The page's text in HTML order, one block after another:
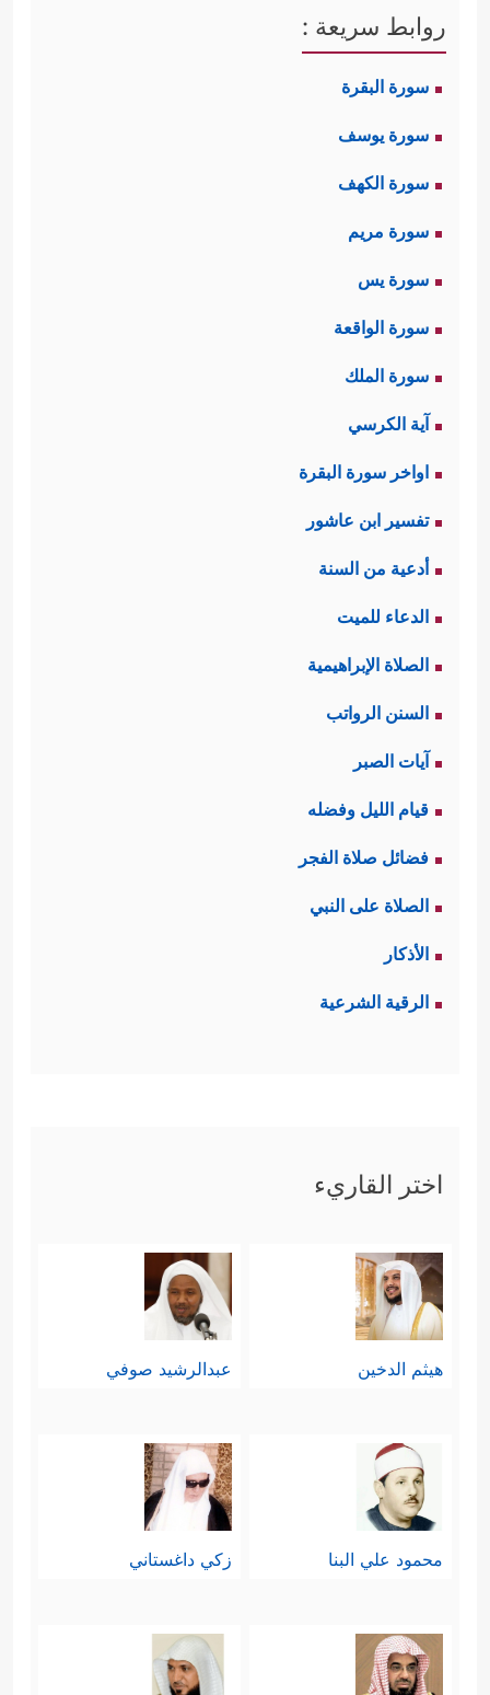
روابط سريعة :
سورة البقرة
سورة يوسف
سورة الكهف
سورة مريم
سورة يس
سورة الواقعة
سورة الملك
آية الكرسي
اواخر سورة البقرة
تفسير ابن عاشور
أدعية من السنة
الدعاء للميت
الصلاة الإبراهيمية
السنن الرواتب
آيات الصبر
قيام الليل وفضله
فضائل صلاة الفجر
الصلاة على النبي
الأذكار
الرقية الشرعية
اختر القاريء
هيثم الدخين عبدالرشيد صوفي
محمود علي البنا زكي داغستاني